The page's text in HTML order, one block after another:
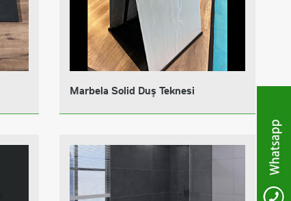
Marbela Solid Duş Teknesi